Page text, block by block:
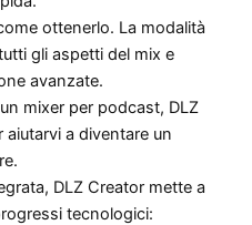
ottenerlo. La modalità
gli aspetti del mix e
avanzate.
mixer per podcast, DLZ
a diventare un
DLZ Creator mette a
tecnologici: